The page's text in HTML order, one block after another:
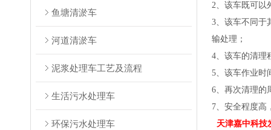
鱼塘清淤车
河道清淤车
泥浆处理车工艺及流程
生活污水处理车
环保污水处理车
2、该车既可以
3、该车不同于
输处理；
4、该车的清理
5、该车作业时
6、再次清理的
7、安全程度高
天津嘉中科技